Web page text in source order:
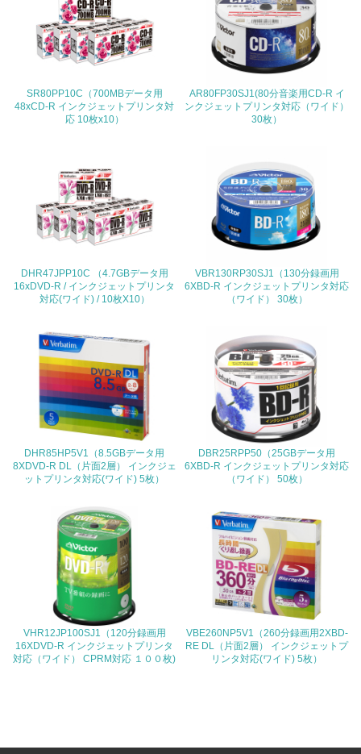
<L2> 環境配慮型製品・サービスの製造・販売状況を把握
し、具体的な販売目標や計画を立てている
グリーン購入
<L1> グリーン購入の取り組み方針を有し、グリーン購入
を行っている
<L2> 購入している製品・サービスの量と種類を把握し、
非該当（包装・物流を必要とする業務を行っていない）
<L1> 環境負荷ができるだけ小さい包装・梱包を行ってい
16.
非該当（化学物質を使用していない）
17.
<L1> 化学物質の使用量及び外部（大気・水・土壌）への
体的な削減目標や計画を立てている
SR80PP10C（700MBデータ用
48xCD-R インクジェットプリンタ対
応 10枚x10）
AR80FP30SJ1(80分音楽用CD-R イ
ンクジェットプリンタ対応（ワイド）
30枚）
DHR47JPP10C （4.7GBデータ用
16xDVD-R / インクジェットプリンタ
対応(ワイド) / 10枚X10）
VBR130RP30SJ1（130分録画用
6XBD-R インクジェットプリンタ対応
（ワイド） 30枚）
DHR85HP5V1（8.5GBデータ用
8XDVD-R DL（片面2層） インクジェ
ットプリンタ対応(ワイド) 5枚）
DBR25RPP50（25GBデータ用
6XBD-R インクジェットプリンタ対応
（ワイド） 50枚）
VHR12JP100SJ1（120分録画用
16XDVD-R インクジェットプリンタ
対応（ワイド） CPRM対応 １００枚)
VBE260NP5V1（260分録画用2XBD-
RE DL（片面2層） インクジェットプ
リンタ対応(ワイド) 5枚）